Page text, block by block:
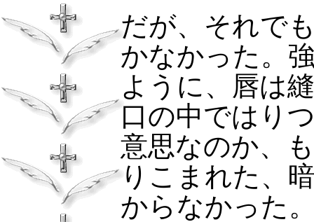
だが、それで
かなかった。
ように、唇は
口の中ではり
意思なのか、
りこまれた、
からなかった